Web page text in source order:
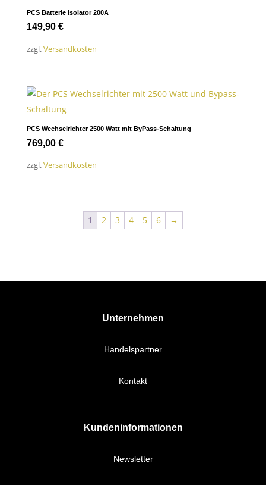
PCS Batterie Isolator 200A
149,90 €
zzgl.Versandkosten
PCS Wechselrichter 2500 Watt mit ByPass-Schaltung
769,00 €
zzgl.Versandkosten
1 2 3 4 5 6 →
Unternehmen
Handelspartner
Kontakt
Kundeninformationen
Newsletter